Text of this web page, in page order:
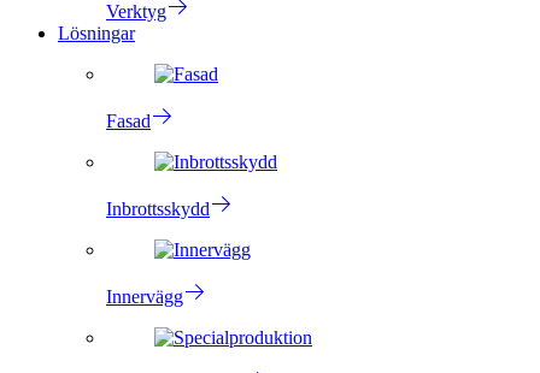
Verktyg
Lösningar
Fasad
Inbrottsskydd
Innervägg